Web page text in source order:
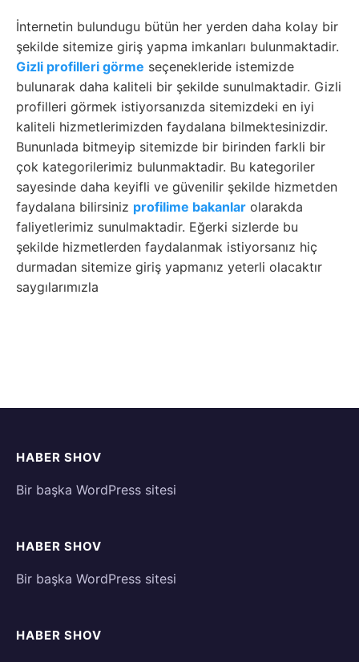
İnternetin bulundugu bütün her yerden daha kolay bir
şekilde sitemize giriş yapma imkanları bulunmaktadir.
Gizli profilleri görme seçenekleride istemizde
bulunarak daha kaliteli bir şekilde sunulmaktadir. Gizli
profilleri görmek istiyorsanızda sitemizdeki en iyi
kaliteli hizmetlerimizden faydalana bilmektesinizdir.
Bununlada bitmeyip sitemizde bir birinden farkli bir
çok kategorilerimiz bulunmaktadir. Bu kategoriler
sayesinde daha keyifli ve güvenilir şekilde hizmetden
faydalana bilirsiniz profilime bakanlar olarakda
faliyetlerimiz sunulmaktadir. Eğerki sizlerde bu
şekilde hizmetlerden faydalanmak istiyorsanız hiç
durmadan sitemize giriş yapmanız yeterli olacaktır
saygılarımızla
HABER SHOV
Bir başka WordPress sitesi
HABER SHOV
Bir başka WordPress sitesi
HABER SHOV